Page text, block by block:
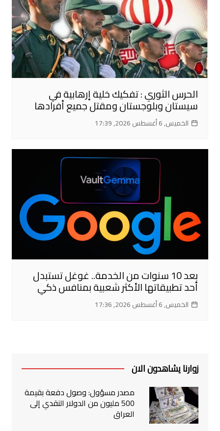
الحرس الثوري : تفكيك خلية إرهابية في
سيستان وبلوجستان ومقتل جميع أفرادها
الخميس, 6 أغسطس 2026, 17:39
بعد 10 سنوات من الخدمة.. غوغل تستبدل
أحد تطبيقاتها الأكثر شعبية بمنافس ذكي
الخميس, 6 أغسطس 2026, 17:36
زوارنا يشاهدون الان
مصدر مسؤول: وصول دفعة بقيمة
500 مليون من الدولار النقدي إلى
العراق